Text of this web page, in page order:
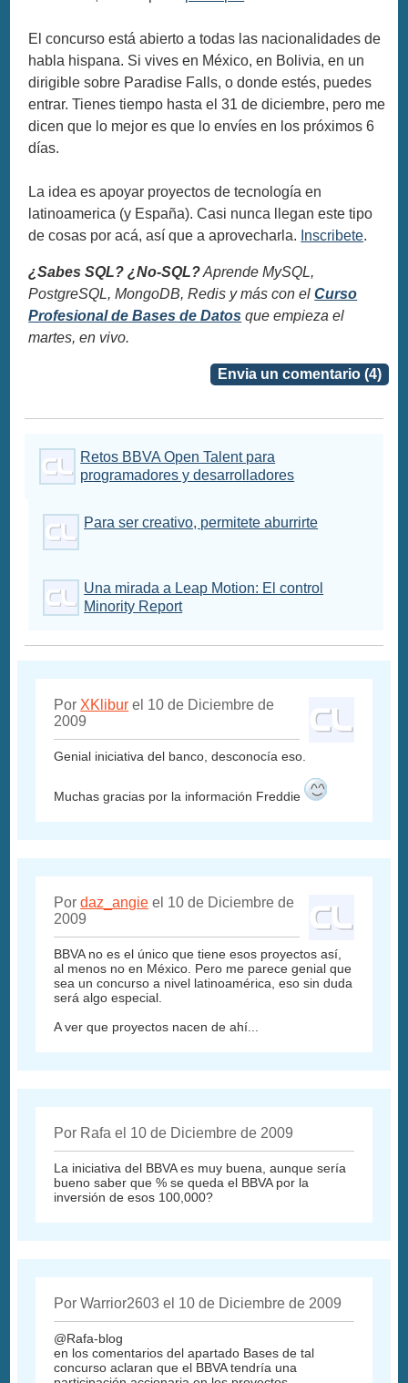
El concurso está abierto a todas las nacionalidades de
habla hispana. Si vives en México, en Bolivia, en un
dirigible sobre Paradise Falls, o donde estés, puedes
entrar. Tienes tiempo hasta el 31 de diciembre, pero me
dicen que lo mejor es que lo envíes en los próximos 6
días.
La idea es apoyar proyectos de tecnología en
latinoamerica (y España). Casi nunca llegan este tipo
de cosas por acá, así que a aprovecharla. Inscribete.
¿Sabes SQL? ¿No-SQL?Aprende MySQL,
PostgreSQL, MongoDB, Redis y más con elCurso
Profesional de Bases de Datos que empieza el
martes, en vivo.
Envia un comentario (4)
Retos BBVA Open Talent para
programadores y desarrolladores
Para ser creativo, permitete aburrirte
Una mirada a Leap Motion: El control
Minority Report
Por XKlibur el 10 de Diciembre de
2009
Genial iniciativa del banco, desconocía eso.
Muchas gracias por la información Freddie
Pordaz_angie el 10 de Diciembre de
2009
BBVA no es el único que tiene esos proyectos así,
al menos no en México. Pero me parece genial que
sea un concurso a nivel latinoamérica, eso sin duda
será algo especial.
A ver que proyectos nacen de ahí...
Por Rafa el 10 de Diciembre de 2009
La iniciativa del BBVA es muy buena, aunque sería
bueno saber que % se queda el BBVA por la
inversión de esos 100,000?
Por Warrior2603 el 10 de Diciembre de 2009
@Rafa-blog
en los comentarios del apartado Bases de tal
concurso aclaran que el BBVA tendría una